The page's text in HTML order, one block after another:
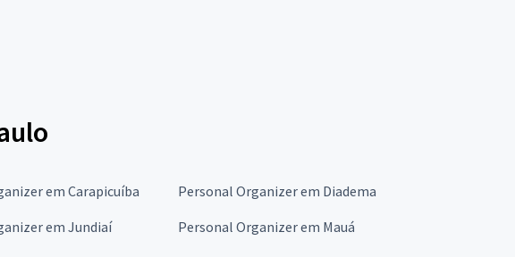
em Carapicuíba
Personal Organizer em Diadema
em Jundiaí Personal Organizer em Mauá